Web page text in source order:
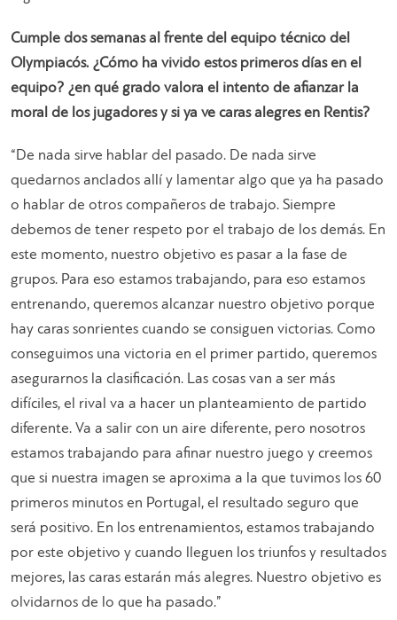
Cumple dos semanas al frente del equipo técnico del
Olympiacós. ¿Cómo ha vivido estos primeros días en el
equipo? ¿en qué grado valora el intento de afianzar la
moral de los jugadores y si ya ve caras alegres en Rentis?
“De nada sirve hablar del pasado. De nada sirve
quedarnos anclados allí y lamentar algo que ya ha pasado
o hablar de otros compañeros de trabajo. Siempre
debemos de tener respeto por el trabajo de los demás. En
este momento, nuestro objetivo es pasar a la fase de
grupos. Para eso estamos trabajando, para eso estamos
entrenando, queremos alcanzar nuestro objetivo porque
hay caras sonrientes cuando se consiguen victorias. Como
conseguimos una victoria en el primer partido, queremos
asegurarnos la clasificación. Las cosas van a ser más
difíciles, el rival va a hacer un planteamiento de partido
diferente. Va a salir con un aire diferente, pero nosotros
estamos trabajando para afinar nuestro juego y creemos
que si nuestra imagen se aproxima a la que tuvimos los 60
primeros minutos en Portugal, el resultado seguro que
será positivo. En los entrenamientos, estamos trabajando
por este objetivo y cuando lleguen los triunfos y resultados
mejores, las caras estarán más alegres. Nuestro objetivo es
olvidarnos de lo que ha pasado.”